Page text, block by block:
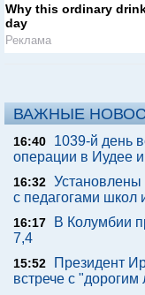
Why this ordinary
day
Реклама
ВАЖНЫЕ
16:40
1039-й день
операции в Иудее
16:32
с педагогами школ
16:17
В Колумбии
7,4
15:52
Президент
встрече с